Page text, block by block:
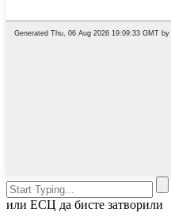
или ЕСЦ да бисте затворили